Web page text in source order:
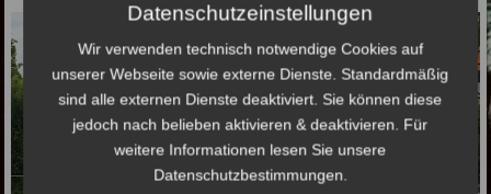
Datenschutzeinstellungen
Wir verwenden technisch notwendige Cookies auf
unserer Webseite sowie externe Dienste. Standardmäßig
sind alle externen Dienste deaktiviert. Sie können diese
jedoch nach belieben aktivieren & deaktivieren. Für
weitere Informationen lesen Sie unsere
Datenschutzbestimmungen.